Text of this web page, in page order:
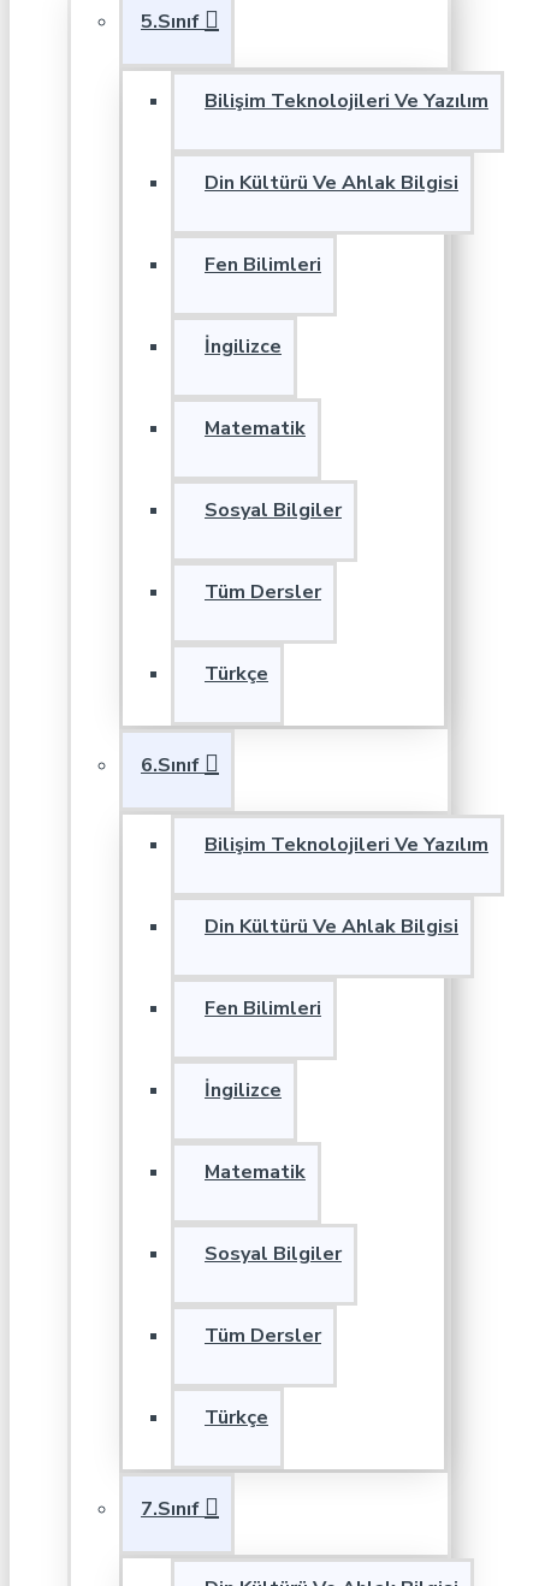
5.Sınıf
Bilişim Teknolojileri Ve Yazılım
Din Kültürü Ve Ahlak Bilgisi
Fen Bilimleri
İngilizce
Matematik
Sosyal Bilgiler
Tüm Dersler
Türkçe
6.Sınıf
Bilişim Teknolojileri Ve Yazılım
Din Kültürü Ve Ahlak Bilgisi
Fen Bilimleri
İngilizce
Matematik
Sosyal Bilgiler
Tüm Dersler
Türkçe
7.Sınıf